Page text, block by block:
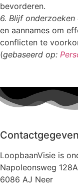
bevorderen.
6. Blijf
en aannames om
conflicten te
(gebaseerd op:
LoopbaanVisie is
Napoleonsweg 128A
6086 AJ Neer